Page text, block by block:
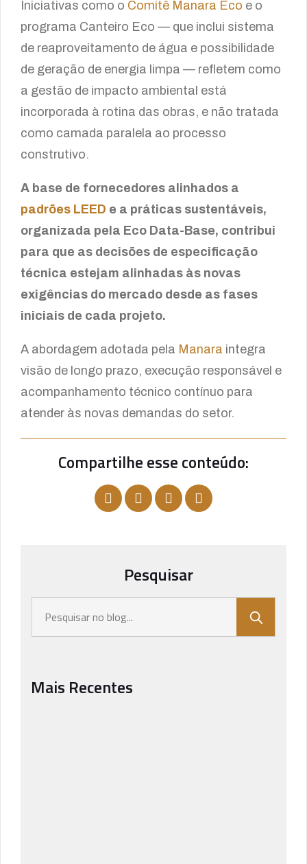
Iniciativas como o Comitê Manara Eco e o
programa Canteiro Eco — que inclui sistema
de reaproveitamento de água e possibilidade
de geração de energia limpa — refletem como
a gestão de impacto ambiental está
incorporada à rotina das obras, e não tratada
como camada paralela ao processo
construtivo.
A base de fornecedores alinhados a
padrões LEED e a práticas sustentáveis,
organizada pela Eco Data-Base, contribui
para que as decisões de especificação
técnica estejam alinhadas às novas
exigências do mercado desde as fases
iniciais de cada projeto.
A abordagem adotada pela Manara integra
visão de longo prazo, execução responsável e
acompanhamento técnico contínuo para
atender às novas demandas do setor.
Compartilhe esse conteúdo:
Pesquisar
Mais Recentes